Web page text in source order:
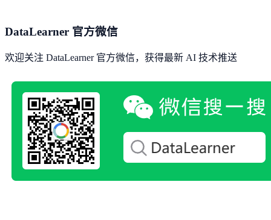
DataLearner 官方微信
欢迎关注 DataLearner 官方微信，获得最新 AI 技术推送